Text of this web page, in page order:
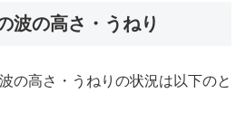
波の高さ・うねり
の高さ・うねりの状況は以下のと